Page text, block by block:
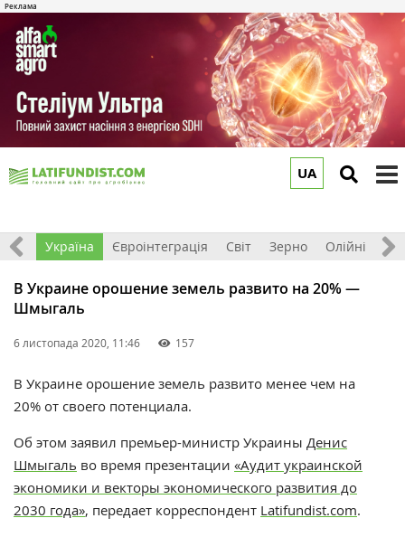
UA
Все Україна Євроінтеграція Світ Зерно Олійні
В Украине орошение земель развито на 20% —
Шмыгаль
6 листопада 2020, 11:46 157
В Украине орошение земель развито менее чем на
20% от своего потенциала.
Об этом заявил премьер-министр Украины Денис
Шмыгаль во время презентации «Аудит украинской
экономики и векторы экономического развития до
2030 года», передает корреспондент Latifundist.com.